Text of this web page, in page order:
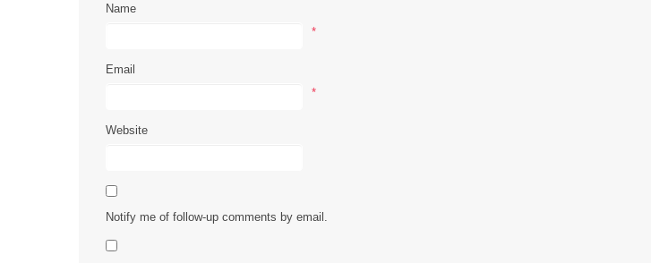
Name
*
Email
*
Website
Notify me of follow-up comments by email.